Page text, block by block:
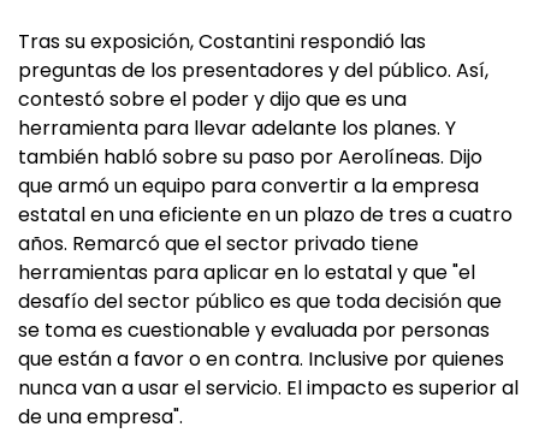
Tras su exposición, Costantini respondió las
preguntas de los presentadores y del público. Así,
contestó sobre el poder y dijo que es una
herramienta para llevar adelante los planes. Y
también habló sobre su paso por Aerolíneas. Dijo
que armó un equipo para convertir a la empresa
estatal en una eficiente en un plazo de tres a cuatro
años. Remarcó que el sector privado tiene
herramientas para aplicar en lo estatal y que "el
desafío del sector público es que toda decisión que
se toma es cuestionable y evaluada por personas
que están a favor o en contra. Inclusive por quienes
nunca van a usar el servicio. El impacto es superior al
de una empresa".